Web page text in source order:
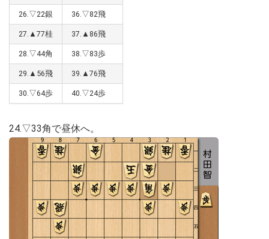
26.▽22銀 36.▽82飛
27.▲77桂 37.▲86飛
28.▽44角 38.▽83歩
29.▲56飛 39.▲76飛
30.▽64歩 40.▽24歩
24.▽33角で昼休へ。